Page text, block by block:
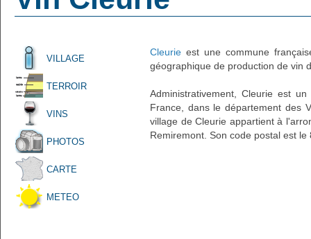
VILLAGE
TERROIR
VINS
PHOTOS
CARTE
METEO
Cleurie est une commune
géographique de production de vin
Administrativement, Cleurie est
France, dans le département des
village de Cleurie appartient à
Remiremont. Son code postal est le